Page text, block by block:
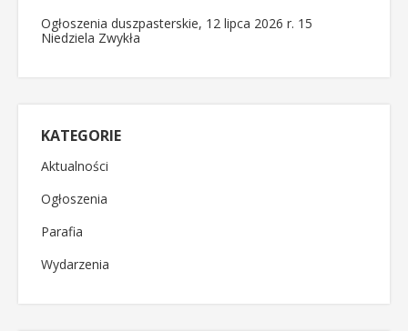
Ogłoszenia duszpasterskie, 12 lipca 2026 r. 15
Niedziela Zwykła
KATEGORIE
Aktualności
Ogłoszenia
Parafia
Wydarzenia